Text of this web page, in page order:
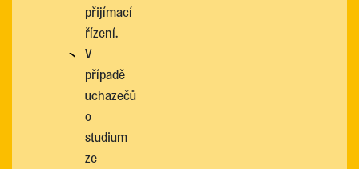
přijímací
řízení.
V
případě
uchazečů
o
studium
ze